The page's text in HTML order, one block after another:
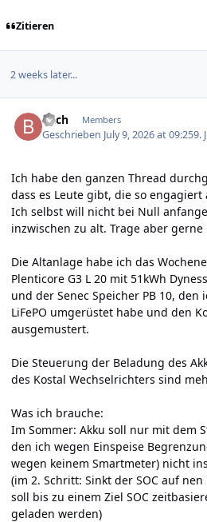
Zitieren
2 weeks later...
Bach Members
Geschrieben July 9, 2026 at 09:259.
Ich habe den ganzen Thread
dass es Leute gibt, die so engagiert
Ich selbst will nicht bei Null
inzwischen zu alt. Trage aber gerne
Die Altanlage habe ich das
Plenticore G3 L 20 mit 51kWh
und der Senec Speicher PB 10, den
LiFePO umgerüstet habe und den
ausgemustert.
Die Steuerung der Beladung des
des Kostal Wechselrichters sind
Was ich brauche:
Im Sommer: Akku soll nur mit dem
den ich wegen Einspeise
wegen keinem Smartmeter) nicht
(im 2. Schritt: Sinkt der SOC auf
soll bis zu einem Ziel SOC
geladen werden)